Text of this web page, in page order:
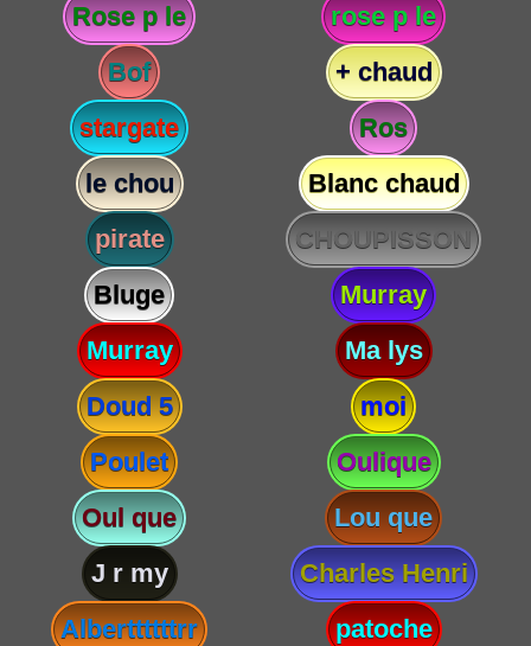
Rose p le
rose p le
Bof
+ chaud
stargate
Ros
le chou
Blanc chaud
pirate
CHOUPISSON
Bluge
Murray
Murray
Ma lys
Doud 5
moi
Poulet
Oulique
Oul que
Lou que
J r my
Charles Henri
Alberttttttrr
patoche